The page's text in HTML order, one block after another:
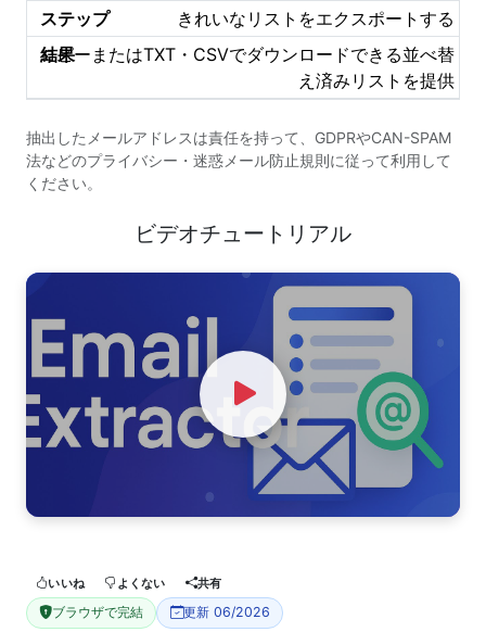
きれいなリストをエクスポートする
コピーまたはTXT・CSVでダウンロードできる並べ替
え済みリストを提供
抽出したメールアドレスは責任を持って、GDPRやCAN-SPAM
法などのプライバシー・迷惑メール防止規則に従って利用して
ください。
ビデオチュートリアル
Watch Video
いいね よくない 共有
ブラウザで完結 更新 06/2026